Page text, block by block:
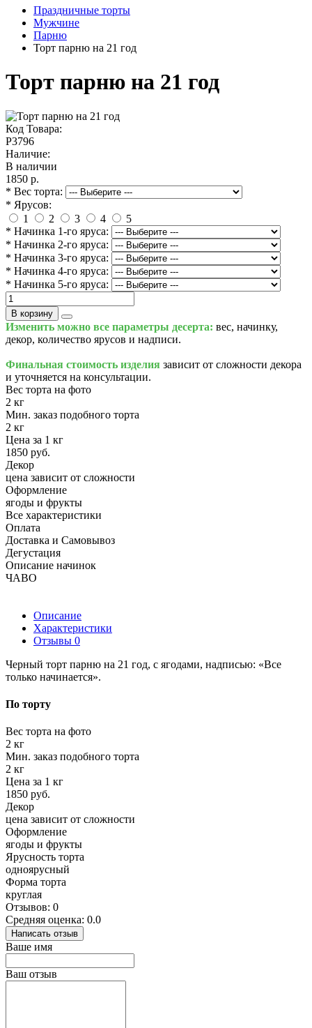
Праздничные торты
Мужчине
Парню
Торт парню на 21 год
Торт парню на 21 год
Код Товара:
P3796
Наличие:
В наличии
1850 р.
* Вес торта:
* Ярусов:
1
2 3 4
5
* Начинка 1-го яруса:
* Начинка 2-го яруса:
* Начинка 3-го яруса:
* Начинка 4-го яруса:
* Начинка 5-го яруса:
В корзину
Изменить можно все параметры десерта: вес, начинку,
декор, количество ярусов и надписи.
Финальная стоимость изделия зависит от сложности декора
и уточняется на консультации.
Вес торта на фото
2 кг
Мин. заказ подобного торта
2 кг
Цена за 1 кг
1850 руб.
Декор
цена зависит от сложности
Оформление
ягоды и фрукты
Все характеристики
Оплата
Доставка и Самовывоз
Дегустация
Описание начинок
ЧАВО
Описание
Характеристики
Отзывы 0
Черный торт парню на 21 год, с ягодами, надписью: «Все
только начинается».
По торту
Вес торта на фото
2 кг
Мин. заказ подобного торта
2 кг
Цена за 1 кг
1850 руб.
Декор
цена зависит от сложности
Оформление
ягоды и фрукты
Ярусность торта
одноярусный
Форма торта
круглая
Отзывов: 0
Средняя оценка: 0.0
Написать отзыв
Ваше имя
Ваш отзыв